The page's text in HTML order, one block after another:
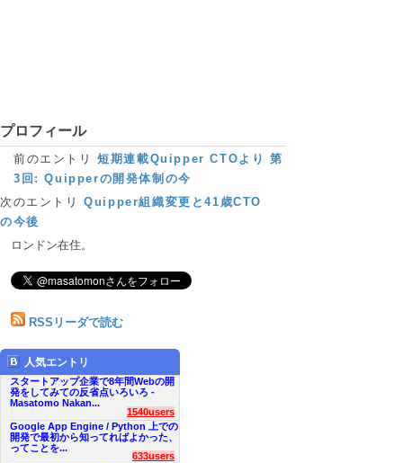
前のエントリ短期連載Quipper CTOより 第
3回: Quipperの開発体制の今
次のエントリQuipper組織変更と41歳CTO
の今後
プロフィール
ロンドン在住。
RSSリーダで読む
人気エントリ
スタートアップ企業で8年間Webの開
発をしてみての反省点いろいろ -
Masatomo Nakan...
1540users
Google App Engine / Python 上での
開発で最初から知ってればよかった、
ってことを...
633users